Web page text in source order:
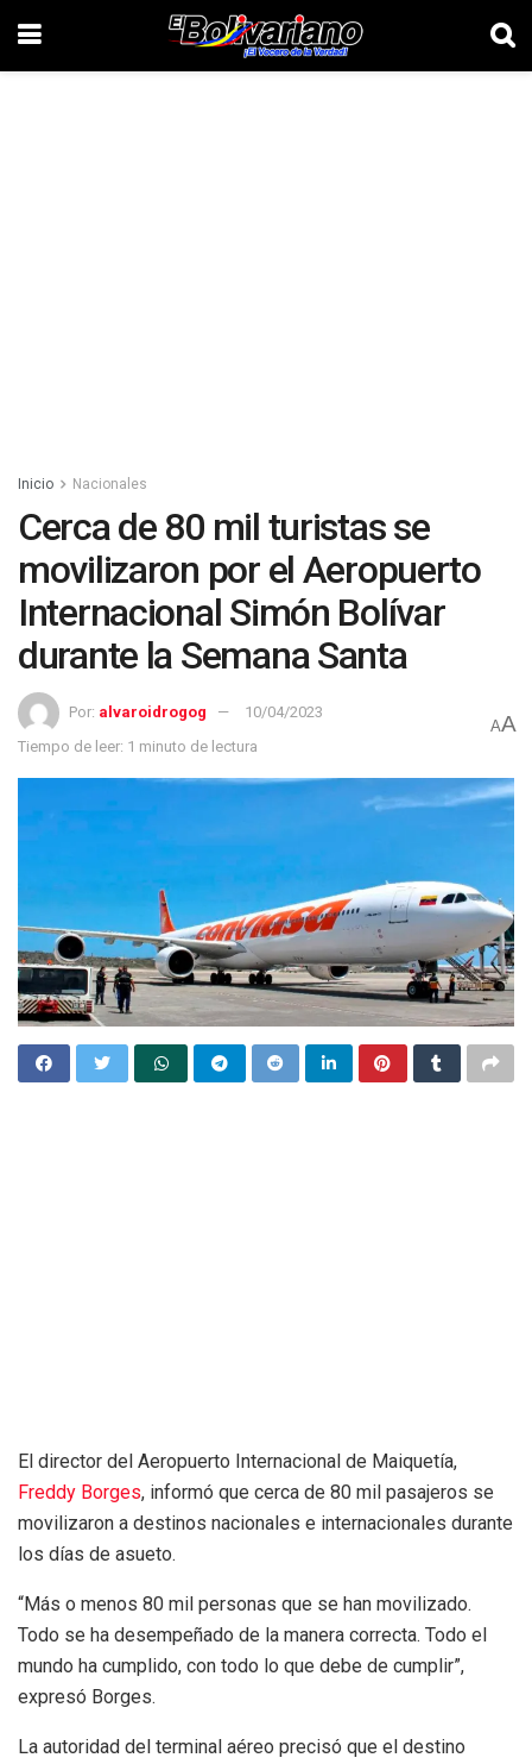
Inicio Nacionales
Cerca de 80 mil turistas se
movilizaron por el Aeropuerto
Internacional Simón Bolívar
durante la Semana Santa
Por: alvaroidrogog
10/04/2023
Tiempo de leer: 1 minuto de lectura
AA
El director del Aeropuerto Internacional de Maiquetía,
Freddy Borges, informó que cerca de 80 mil pasajeros se
movilizaron a destinos nacionales e internacionales durante
los días de asueto.
“Más o menos 80 mil personas que se han movilizado.
Todo se ha desempeñado de la manera correcta. Todo el
mundo ha cumplido, con todo lo que debe de cumplir”,
expresó Borges.
La autoridad del terminal aéreo precisó que el destino